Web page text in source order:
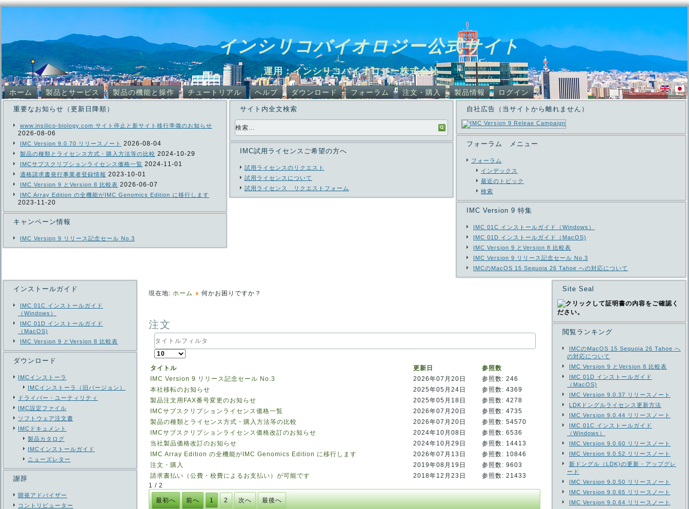
インシリコバイオロジー公式サイト
運用：インシリコバイオロジー株式会社
ホーム 製品とサービス 製品の機能と操作 チュートリアル ヘルプ ダウンロード フォーラム 注文・購入 製品情報 ログイン
重要なお知らせ（更新日降順）
www.insilico-biology.com サイト停止と新サイト移行準備のお知らせ
2026-08-06
IMC Version 9.0.70 リリースノート 2026-08-04
製品の種類とライセンス方式・購入方法等の比較 2024-10-29
IMCサブスクリプションライセンス価格一覧 2024-11-01
適格請求書発行事業者登録情報 2023-10-01
IMC Version 9 とVersion 8 比較表 2026-06-07
IMC Array Edition の全機能がIMC Genomics Edition に移行します
2023-11-20
キャンペーン情報
IMC Version 9 リリース記念セール No.3
サイト内全文検索
IMC試用ライセンスご希望の方へ
試用ライセンスのリクエスト
試用ライセンスについて
試用ライセンス リクエストフォーム
自社広告（当サイトから離れません）
フォーラム メニュー
フォーラム
インデックス
最近のトピック
検索
IMC Version 9 特集
IMC 01C インストールガイド（Windows）
IMC 01D インストールガイド（MacOS)
IMC Version 9 とVersion 8 比較表
IMC Version 9 リリース記念セール No.3
IMCのMacOS 15 Sequoia 26 Tahoe への対応について
インストールガイド
IMC 01C インストールガイド
（Windows）
IMC 01D インストールガイド
（MacOS)
IMC Version 9 とVersion 8 比較表
ダウンロード
IMCインストーラ
IMCインストーラ（旧バージョン）
ドライバー・ユーティリティ
IMC設定ファイル
ソフトウェア注文書
IMCドキュメント
製品カタログ
IMCインストールガイド
ニューズレター
謝辞
開発アドバイザー
コントリビューター
現在地: ホーム 何かお困りですか？
注文
タ
イ
ト
フ
ィ
ル
タ
表
数
タイトル 更新日
参照数
IMC Version 9 リリース記念セール No.3
2026年07月20日
参照数: 246
本社移転のお知らせ
2025年05月24日
参照数: 4369
製品注文用FAX番号変更のお知らせ
2025年05月18日
参照数: 4278
IMCサブスクリプションライセンス価格一覧
2026年07月20日
参照数: 4735
製品の種類とライセンス方式・購入方法等の比較
2026年07月20日
参照数: 54570
IMCサブスクリプションライセンス価格改訂のお知らせ
2024年10月08日
参照数: 6536
当社製品価格改訂のお知らせ
2024年10月29日
参照数: 14413
IMC Array Edition の全機能がIMC Genomics Edition に移行します
2026年07月13日
参照数: 10846
注文・購入
2019年08月19日
参照数: 9603
請求書払い（公費・校費によるお支払い）が可能です
2018年12月23日
参照数: 21433
1 / 2
最初へ 前へ 1 2 次へ 最後へ
Site Seal
閲覧ランキング
IMCのMacOS 15 Sequoia 26 Tahoe へ
の対応について
IMC Version 9 とVersion 8 比較表
IMC 01D インストールガイド
（MacOS)
IMC Version 9.0.37 リリースノート
LDKドングルライセンス更新方法
IMC Version 9.0.44 リリースノート
IMC 01C インストールガイド
（Windows）
IMC Version 9.0.60 リリースノート
IMC Version 9.0.52 リリースノート
新ドングル（LDK)の更新・アップグレ
ード
IMC Version 9.0.50 リリースノート
IMC Version 9.0.65 リリースノート
IMC Version 9.0.64 リリースノート